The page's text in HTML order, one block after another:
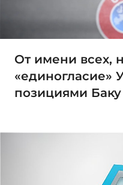
От имени всех,
«единогласие»
позициями